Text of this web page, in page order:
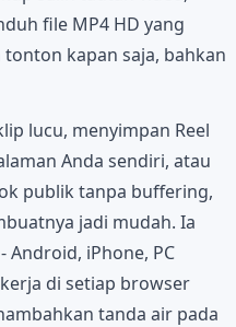
file MP4 HD yang
kapan saja, bahkan
lucu, menyimpan Reel
Anda sendiri, atau
publik tanpa buffering,
jadi mudah. Ia
iPhone, PC
di setiap browser
tanda air pada